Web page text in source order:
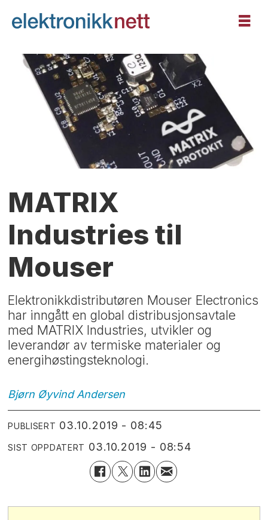
MATRIX
Industries til
Mouser
Elektronikkdistributøren Mouser Electronics
har inngått en global distribusjonsavtale
med MATRIX Industries, utvikler og
leverandør av termiske materialer og
energihøstingsteknologi.
Bjørn Øyvind Andersen
PUBLISERT 03.10.2019 - 08:45
SIST OPPDATERT 03.10.2019 - 08:54